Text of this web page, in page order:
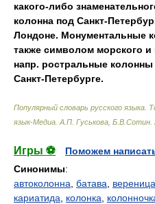
какого-либо
колонна под Санкт-
Лондоне. Монументальные
также символом морского
напр. ростральные
Санкт-Петербурге.
Популярный словарь русского языка.
язык-Медиа А.П. Гуськова, Б.В.Сотин
Игры ⚽
Поможем
Синонимы:
автоколонна батава вереница
кариатида
колонка